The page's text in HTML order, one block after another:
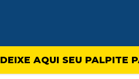
DEIXE AQUI SEU PALPITE